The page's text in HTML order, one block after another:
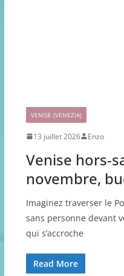
VENISE (VENEZIA)
13 juillet 2026 Enzo
Venise hors-
novembre,
Imaginez traverser le
sans personne devant
qui s’accroche
Read More